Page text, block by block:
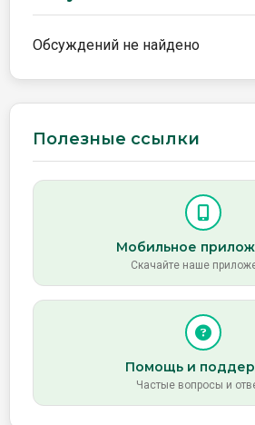
Обсуждений не найдено
Полезные ссылки
Мобильное
Скачайте наше
Помощь и
Частые вопросы и